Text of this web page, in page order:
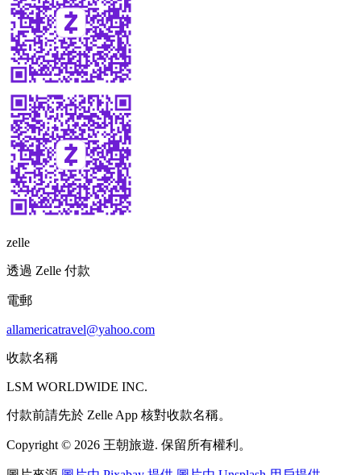
zelle
透過 Zelle 付款
電郵
allamericatravel@yahoo.com
收款名稱
LSM WORLDWIDE INC.
付款前請先於 Zelle App 核對收款名稱。
Copyright © 2026 王朝旅遊. 保留所有權利。